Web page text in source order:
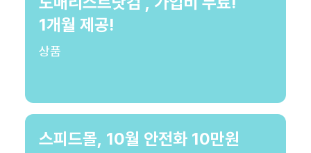
1개월 제공!
상품
스피드몰, 10월 안전화 10만원